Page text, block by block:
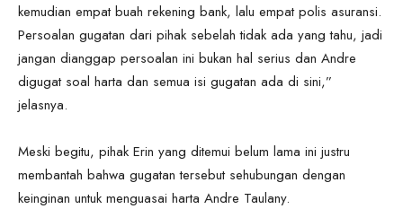
kemudian empat buah rekening bank, lalu empat polis asuransi.
Persoalan gugatan dari pihak sebelah tidak ada yang tahu, jadi
jangan dianggap persoalan ini bukan hal serius dan Andre
digugat soal harta dan semua isi gugatan ada di sini,”
jelasnya.
Meski begitu, pihak Erin yang ditemui belum lama ini justru
membantah bahwa gugatan tersebut sehubungan dengan
keinginan untuk menguasai harta Andre Taulany.